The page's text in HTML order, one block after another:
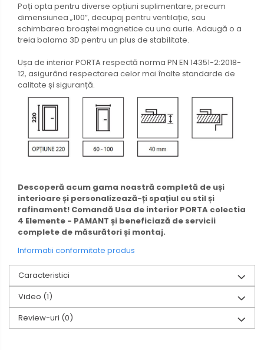
Poți opta pentru diverse opțiuni suplimentare, precum
dimensiunea „100”, decupaj pentru ventilație, sau
schimbarea broaștei magnetice cu una aurie. Adaugă o a
treia balama 3D pentru un plus de stabilitate.
Ușa de interior PORTA respectă norma PN EN 14351-2:2018-
12, asigurând respectarea celor mai înalte standarde de
calitate și siguranță.
Descoperă acum gama noastră completă de uși
interioare și personalizează-ți spațiul cu stil și
rafinament! Comandă Usa de interior PORTA colectia
4 Elemente - PAMANT și beneficiază de servicii
complete de măsurători și montaj.
Informatii conformitate produs
Caracteristici
Video (1)
Review-uri (0)